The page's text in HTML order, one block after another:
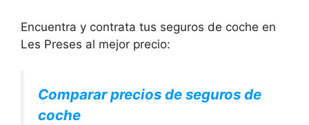
Encuentra y contrata tus seguros de coche en
Les Preses al mejor precio:
Comparar precios de seguros de
coche